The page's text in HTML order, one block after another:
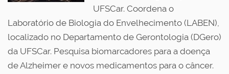
UFSCar. Coordena o
Laboratório de Biologia do Envelhecimento (LABEN),
localizado no Departamento de Gerontologia (DGero)
da UFSCar. Pesquisa biomarcadores para a doença
de Alzheimer e novos medicamentos para o câncer.